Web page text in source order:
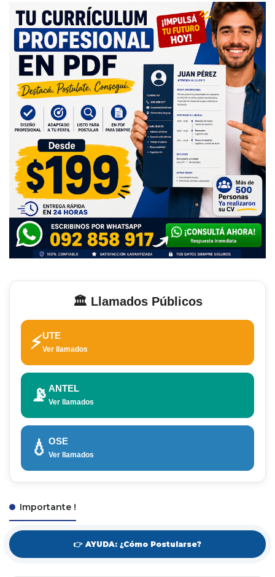
🏛️ Llamados Públicos
⚡UTE
Ver llamados
📡 ANTEL
Ver llamados
💧 OSE
Ver llamados
Importante !
👉 AYUDA: ¿Cómo Postularse?